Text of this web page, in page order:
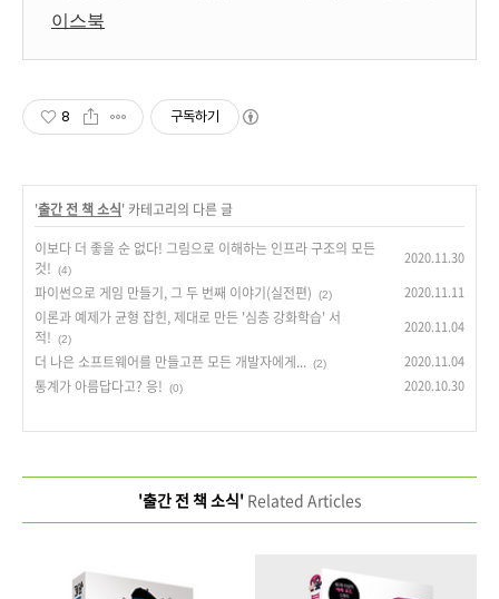
이스북
8 구독하기
'출간 전 책 소식' 카테고리의 다른 글
이보다 더 좋을 순 없다! 그림으로 이해하는 인프라 구조의 모든
것!
(4)
2020.11.30
파이썬으로 게임 만들기, 그 두 번째 이야기(실전편) (2) 2020.11.11
이론과 예제가 균형 잡힌, 제대로 만든 '심층 강화학습' 서
적!
(2)
2020.11.04
더 나은 소프트웨어를 만들고픈 모든 개발자에게... (2) 2020.11.04
통계가 아름답다고? 응! (0) 2020.10.30
'출간 전 책 소식'Related Articles